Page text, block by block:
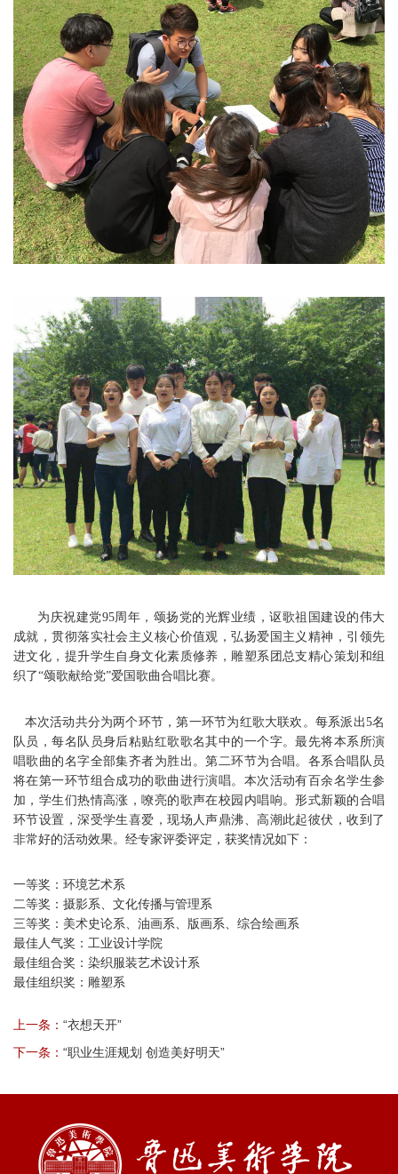
为庆祝建党95周年，颂扬党的光辉业绩，讴歌祖国建设的伟大
成就，贯彻落实社会主义核心价值观，弘扬爱国主义精神，引领先
进文化，提升学生自身文化素质修养，雕塑系团总支精心策划和组
织了“颂歌献给党”爱国歌曲合唱比赛。
本次活动共分为两个环节，第一环节为红歌大联欢。每系派出5名
队员，每名队员身后粘贴红歌歌名其中的一个字。最先将本系所演
唱歌曲的名字全部集齐者为胜出。第二环节为合唱。各系合唱队员
将在第一环节组合成功的歌曲进行演唱。本次活动有百余名学生参
加，学生们热情高涨，嘹亮的歌声在校园内唱响。形式新颖的合唱
环节设置，深受学生喜爱，现场人声鼎沸、高潮此起彼伏，收到了
非常好的活动效果。经专家评委评定，获奖情况如下：
一等奖：环境艺术系
二等奖：摄影系、文化传播与管理系
三等奖：美术史论系、油画系、版画系、综合绘画系
最佳人气奖：工业设计学院
最佳组合奖：染织服装艺术设计系
最佳组织奖：雕塑系
上一条： “衣想天开”
下一条： “职业生涯规划 创造美好明天”